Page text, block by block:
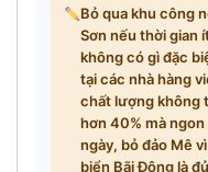
Bỏ qua khu công
Sơn nếu thời gian
không có gì đặc
tại các nhà hàng
chất lượng không
hơn 40% mà
ngày, bỏ đảo Mê
biển Bãi Đông là